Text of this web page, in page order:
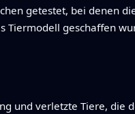
getestet, bei denen
Tiermodell geschaffen
und verletzte Tiere, die